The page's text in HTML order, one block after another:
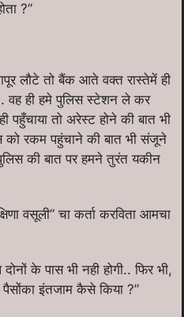
?”
लौटे तो बैंक आते वक्त रास्तेमें ही
वह ही हमे पुलिस स्टेशन ले कर
पहुँचाया तो अरेस्ट होने की बात भी
को रकम पहुंचाने की बात भी संजूने
की बात पर हमने तुरंत यकीन
वसूली” चा कर्ता करविता आमचा
के पास भी नही होगी.. फिर भी,
इंतजाम कैसे किया ?”